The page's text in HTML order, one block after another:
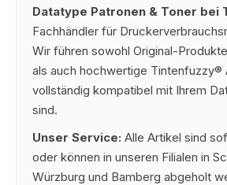
Datatype Patronen & Toner bei
Fachhändler für
Wir führen sowohl Original-
als auch hochwertige Tintenfuzzy®
vollständig kompatibel mit Ihrem
sind.
Unser Service: Alle Artikel sind
oder können in unseren Filialen in
Würzburg und Bamberg abgeholt